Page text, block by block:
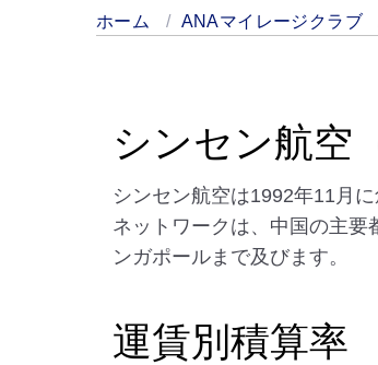
ホーム ANAマイレージクラブ
シンセン航空
シンセン航空は1992年11月
ネットワークは、中国の主
ンガポールまで及びます。
運賃別積算率